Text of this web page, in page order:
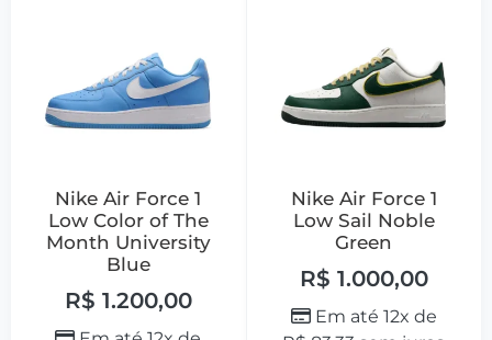
Nike Air Force 1
Low Color of The
Month University
Blue
R$ 1.200,00
Nike Air Force 1
Low Sail Noble
Green
R$ 1.000,00
Em até 12x de